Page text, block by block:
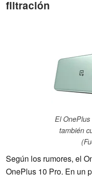
filtración
El
también
Según los rumores, el
OnePlus 10 Pro. En un